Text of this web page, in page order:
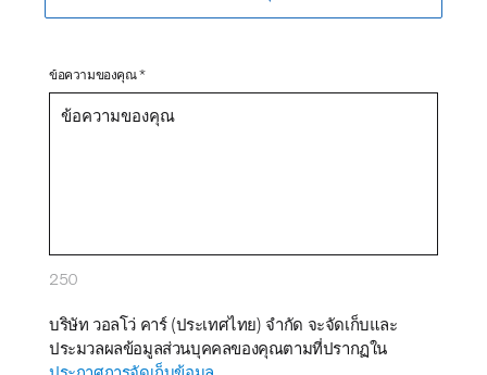
ข้อความของคุณ *
250
บริษัท วอลโว่ คาร์ (ประเทศไทย) จำกัด จะจัดเก็บและ
ประมวลผลข้อมูลส่วนบุคคลของคุณตามที่ปรากฏใน